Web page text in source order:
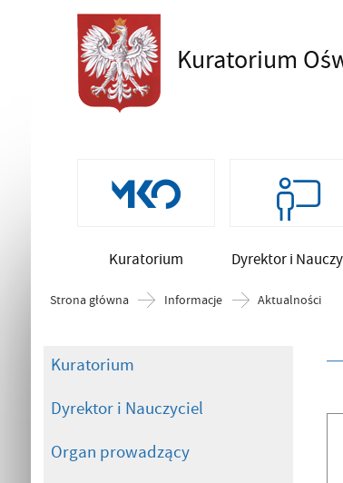
Kuratorium
Szukaj
Kuratorium Dyrektor i
Strona główna Informacje Aktualności
Kuratorium
Dyrektor i Nauczyciel
Organ prowadzący